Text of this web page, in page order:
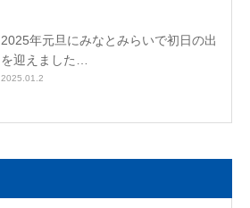
2025年元旦にみなとみらいで初日の出
を迎えました…
2025.01.2